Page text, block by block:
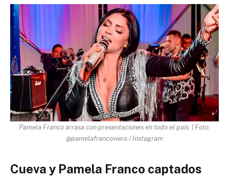
Pamela Franco arrasa con presentaciones en todo el país. | Foto:
@pamelafrancoviera / Instagram
Cueva y Pamela Franco captados